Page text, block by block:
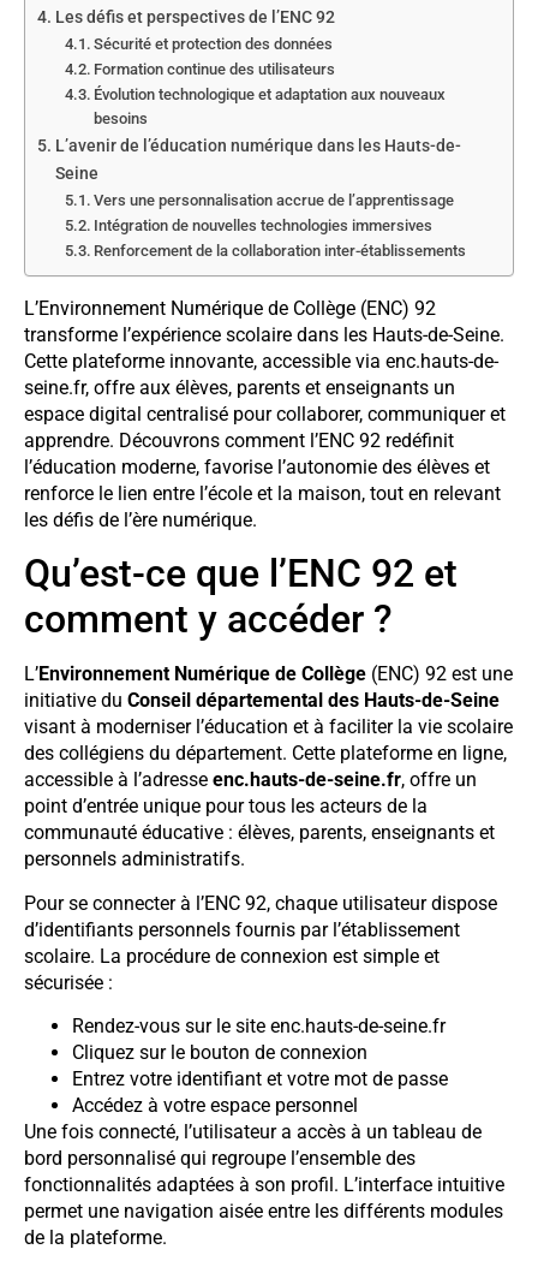
Les défis et perspectives de l’ENC 92
Sécurité et protection des données
Formation continue des utilisateurs
Évolution technologique et adaptation aux nouveaux
besoins
L’avenir de l’éducation numérique dans les Hauts-de-
Seine
Vers une personnalisation accrue de l’apprentissage
Intégration de nouvelles technologies immersives
Renforcement de la collaboration inter-établissements
L’Environnement Numérique de Collège (ENC) 92
transforme l’expérience scolaire dans les Hauts-de-Seine.
Cette plateforme innovante, accessible via enc.hauts-de-
seine.fr, offre aux élèves, parents et enseignants un
espace digital centralisé pour collaborer, communiquer et
apprendre. Découvrons comment l’ENC 92 redéfinit
l’éducation moderne, favorise l’autonomie des élèves et
renforce le lien entre l’école et la maison, tout en relevant
les défis de l’ère numérique.
Qu’est-ce que l’ENC 92 et
comment y accéder ?
L’Environnement Numérique de Collège (ENC) 92 est une
initiative du Conseil départemental des Hauts-de-Seine
visant à moderniser l’éducation et à faciliter la vie scolaire
des collégiens du département. Cette plateforme en ligne,
accessible à l’adresse enc.hauts-de-seine.fr, offre un
point d’entrée unique pour tous les acteurs de la
communauté éducative : élèves, parents, enseignants et
personnels administratifs.
Pour se connecter à l’ENC 92, chaque utilisateur dispose
d’identifiants personnels fournis par l’établissement
scolaire. La procédure de connexion est simple et
sécurisée :
Rendez-vous sur le site enc.hauts-de-seine.fr
Cliquez sur le bouton de connexion
Entrez votre identifiant et votre mot de passe
Accédez à votre espace personnel
Une fois connecté, l’utilisateur a accès à un tableau de
bord personnalisé qui regroupe l’ensemble des
fonctionnalités adaptées à son profil. L’interface intuitive
permet une navigation aisée entre les différents modules
de la plateforme.